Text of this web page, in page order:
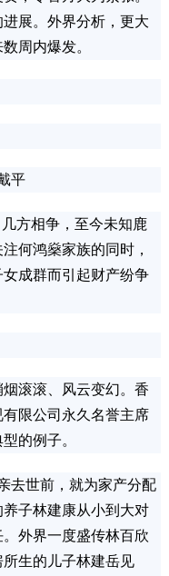
展。外界分析，更大
周内爆发。
平
方相争，至今未知鹿
何鸿燊家族的同时，
成群而引起财产纷争
滚滚、风云变幻。香
限公司永久名誉主席
的例子。
去世前，就为家产分配
子林建康从小到大对
外界一度盛传林百欣
生的儿子林建岳见